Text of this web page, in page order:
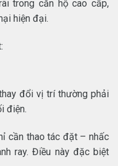
trong căn hộ cao cấp,
hiện đại.
đổi vị trí thường phải
điện.
cần thao tác đặt – nhấc
ray. Điều này đặc biệt